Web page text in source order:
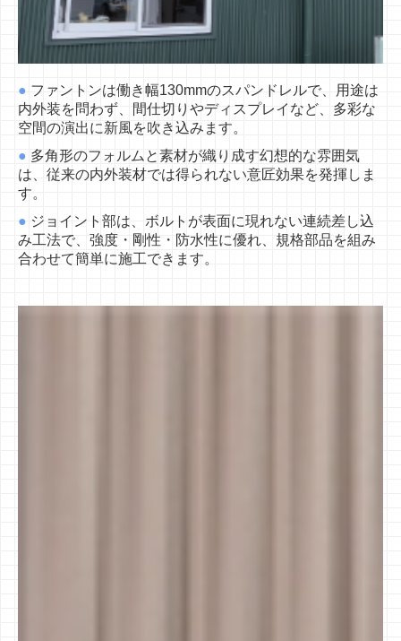
● ファントンは働き幅130mmのスパンドレルで、用途は
内外装を問わず、間仕切りやディスプレイなど、多彩な
空間の演出に新風を吹き込みます。
● 多角形のフォルムと素材が織り成す幻想的な雰囲気
は、従来の内外装材では得られない意匠効果を発揮しま
す。
● ジョイント部は、ボルトが表面に現れない連続差し込
み工法で、 強度・剛性・防水性に優れ、規格部品を組み
合わせて簡単に施工できます。